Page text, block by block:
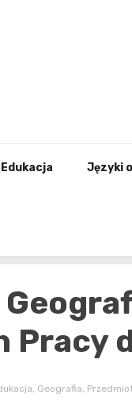
Edukacja Języki
Pracy
Geografia